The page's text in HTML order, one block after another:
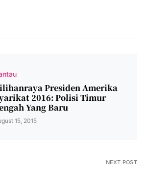
Presiden Amerika
2016: Polisi Timur
Yang Baru
15, 2015
NEXT POST